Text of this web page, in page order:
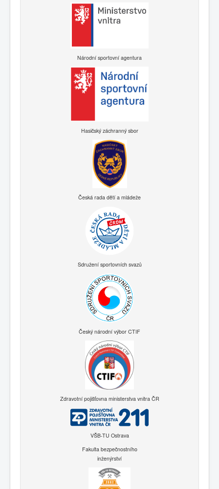
Národní sportovní agentura
Hasičský záchranný sbor
Česká rada dětí a mládeže
Sdružení sportovních svazů
Český národní výbor CTIF
Zdravotní pojišťovna ministerstva vnitra ČR
VŠB-TU Ostrava
Fakulta bezpečnostního
inženýrství